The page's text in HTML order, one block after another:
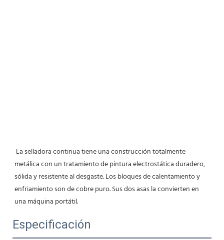
La selladora continua tiene una construcción totalmente
metálica con un tratamiento de pintura electrostática duradero,
sólida y resistente al desgaste. Los bloques de calentamiento y
enfriamiento son de cobre puro. Sus dos asas la convierten en
una máquina portátil.
Especificación